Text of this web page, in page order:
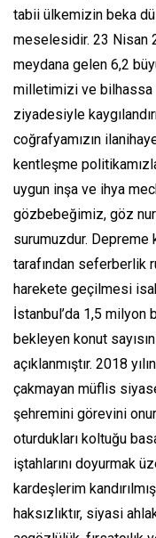
tabii ülkemizin beka
meselesidir. 23 Nisan
meydana gelen 6,2
milletimizi ve bilhassa
ziyadesiyle
coğrafyamızın
kentleşme
uygun inşa ve ihya
gözbebeğimiz, göz
surumuzdur. Depreme
tarafından seferberlik
harekete geçilmesi
İstanbul’da 1,5 milyon
bekleyen konut
açıklanmıştır. 2018
çakmayan müflis
şehremini görevini
oturdukları koltuğu
iştahlarını doyurmak
kardeşlerim
haksızlıktır, siyasi